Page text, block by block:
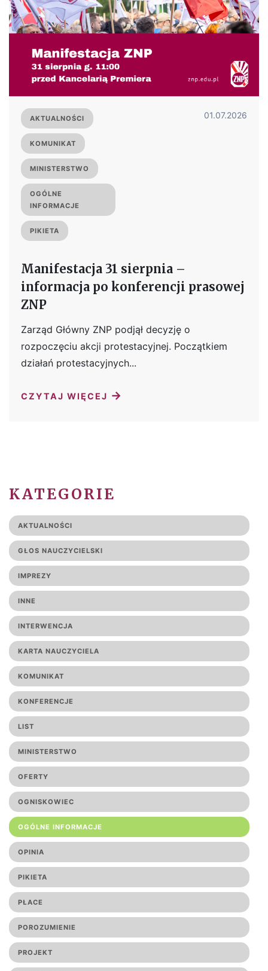
AKTUALNOŚCI
KOMUNIKAT
MINISTERSTWO
OGÓLNE
INFORMACJE
PIKIETA
01.07.2026
Manifestacja 31 sierpnia –
informacja po konferencji prasowej
ZNP
Zarząd Główny ZNP podjął decyzję o
rozpoczęciu akcji protestacyjnej. Początkiem
działań protestacyjnych...
CZYTAJ WIĘCEJ →
KATEGORIE
AKTUALNOŚCI
GŁOS NAUCZYCIELSKI
IMPREZY
INNE
INTERWENCJA
KARTA NAUCZYCIELA
KOMUNIKAT
KONFERENCJE
LIST
MINISTERSTWO
OFERTY
OGNISKOWIEC
OGÓLNE INFORMACJE
OPINIA
PIKIETA
PŁACE
POROZUMIENIE
PROJEKT